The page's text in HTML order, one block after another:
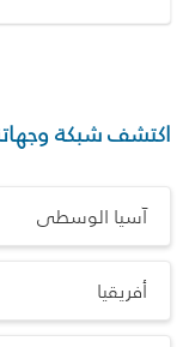
اكتشف شبكة
آسيا الوسطى
أفريقيا